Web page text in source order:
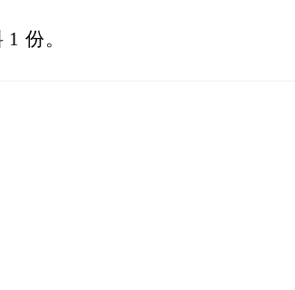
份。